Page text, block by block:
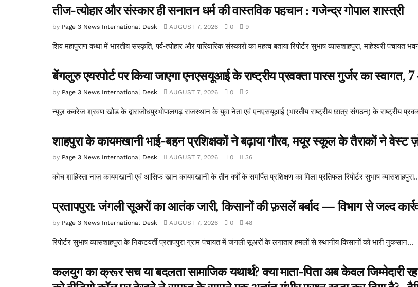
तीज-त्योहार और संस्कार ही सनातन धर्म की वास्तविक पहचान : गजेन्द्र गोपाल शास्त्री
by Page 3 News International Desk AUGUST 7, 2026 0 9
शिव महापुराण कथा में भारतीय संस्कृति, पर्व-त्योहार और पारिवारिक संस्कारों का महत्व बताया रिपोर्टर सुभाष व्यासशाहपुरा, माहेश्वरी पंचायत
बेंगलुरु एयरपोर्ट पर किया जाएगा एनएसयूआई के राष्ट्रीय प्रवक्ता पारस गुर्जर का स्वागत,
by Page 3 News International Desk AUGUST 7, 2026 0 2
न्यूज़ कवरेज श्रवण खोड के द्वाराजोधपुरभोपालगढ़ राजस्थान के युवा नेता एवं एनएसयूआई (भारतीय राष्ट्रीय छात्र संगठन) के राष्ट्रीय
शाहपुरा के कायमखानी भाई-बहन प्रशिक्षकों ने बढ़ाया गौरव, मयूर स्कूल के तैराकों ने वेस्ट
by Page 3 News International Desk AUGUST 7, 2026 0 36
कोच शाहिस्ता नाज़ कायमखानी एवं आसिफ खान कायमखानी के तीन वर्षों के समर्पित प्रशिक्षण का मिला प्रतिफल रिपोर्टर सुभाष
प्रतापपुरा: जंगली सूअरों का आतंक जारी, किसानों की फ़सलें बर्बाद — विभाग से जल्द
by Page 3 News International Desk AUGUST 7, 2026 0 48
रिपोर्टर सुभाष व्यासशाहपुरा के निकटवर्ती प्रतापपुरा ग्राम पंचायत में जंगली सूअरों के लगातार हमलों से स्थानीय किसानों को भारी नुकसान...
कलयुग का क्रूर सच या बदलता सामाजिक यथार्थ? क्या माता-पिता अब केवल जिम्मेदारी